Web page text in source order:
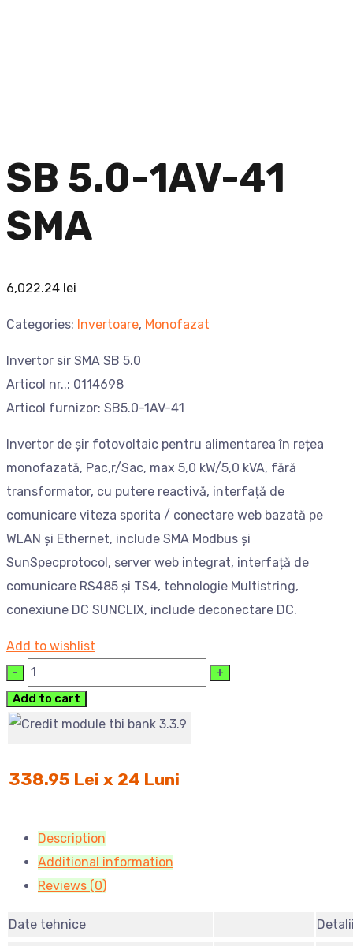
SB 5.0-1AV-41
SMA
6,022.24 lei
Categories: Invertoare, Monofazat
Invertor sir SMA SB 5.0
Articol nr..: 0114698
Articol furnizor: SB5.0-1AV-41
Invertor de șir fotovoltaic pentru alimentarea în rețea
monofazată, Pac,r/Sac, max 5,0 kW/5,0 kVA, fără
transformator, cu putere reactivă, interfață de
comunicare viteza sporita / conectare web bazată pe
WLAN și Ethernet, include SMA Modbus și
SunSpecprotocol, server web integrat, interfață de
comunicare RS485 și TS4, tehnologie Multistring,
conexiune DC SUNCLIX, include deconectare DC.
Add to wishlist
Cantitate
Add to cart
338.95 Lei x 24 Luni
Description
Additional information
Reviews (0)
Date tehnice